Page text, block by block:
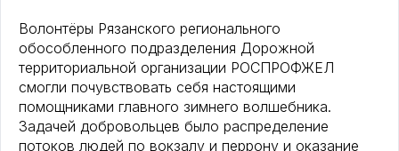
Волонтёры Рязанского регионального
обособленного подразделения Дорожной
территориальной организации РОСПРОФЖЕЛ
смогли почувствовать себя настоящими
помощниками главного зимнего волшебника.
Задачей добровольцев было распределение
потоков людей по вокзалу и перрону и оказание